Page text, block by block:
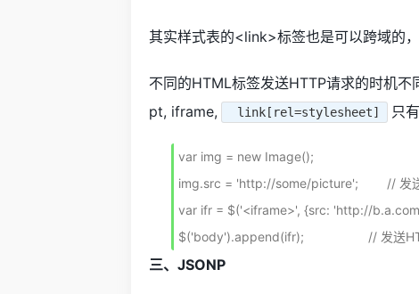
其实样式表的<link>标签也是可以跨域的
不同的HTML标签发送HTTP请求的时机
pt, iframe,
link[rel=stylesheet] 只
var img = new Image();
img.src = 'http://some/picture';        // 发
var ifr = $('<iframe>', {src: 'http://
$('body').append(ifr);                  // 发送
三、JSONP